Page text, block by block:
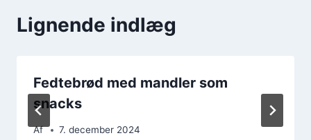
Lignende indlæg
Fedtebrød med mandler som
snacks
Af 7. december 2024